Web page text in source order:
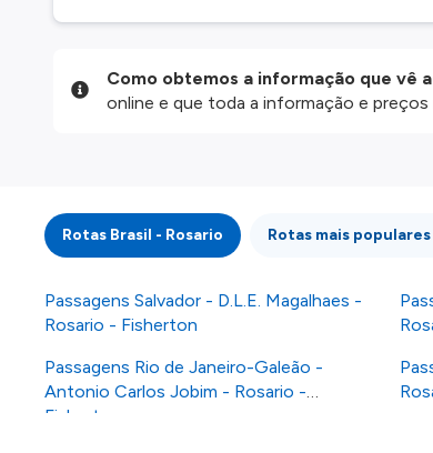
Como obtemos a informação que vê
online e que toda a informação e
Rotas Brasil - Rosario Rotas mais
Passagens Salvador - D.L.E. Magalhaes -
Rosario - Fisherton
Passagens Rio de Janeiro-Galeão -
Antonio Carlos Jobim - Rosario -
Fisherton